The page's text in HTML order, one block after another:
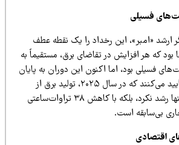
فسیلی
«امبر»، این رخداد را یک نقطه عطف
هر افزایش در تقاضای برق، مستقیماً به
بود، اما اکنون این دوران به پایان
رسیده است.» آمارها تأیید می‌کنند که در سال ۲۰۲۵، تولید برق از
سوخت‌های فسیلی نه تنها رشد نکرد، بلکه با کاهش ۳۸ تراوات‌ساعتی
است.